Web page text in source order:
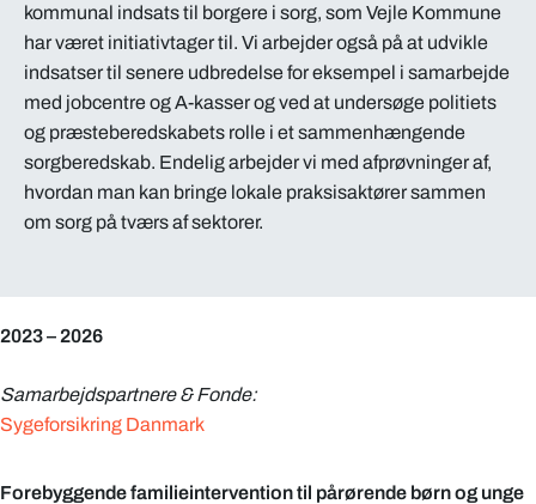
kommunal indsats til borgere i sorg, som Vejle Kommune
har været initiativtager til. Vi arbejder også på at udvikle
indsatser til senere udbredelse for eksempel i samarbejde
med jobcentre og A-kasser og ved at undersøge politiets
og præsteberedskabets rolle i et sammenhængende
sorgberedskab. Endelig arbejder vi med afprøvninger af,
hvordan man kan bringe lokale praksisaktører sammen
om sorg på tværs af sektorer.
2023 – 2026
Samarbejdspartnere & Fonde:
Sygeforsikring Danmark
Forebyggende familieintervention til pårørende børn og unge